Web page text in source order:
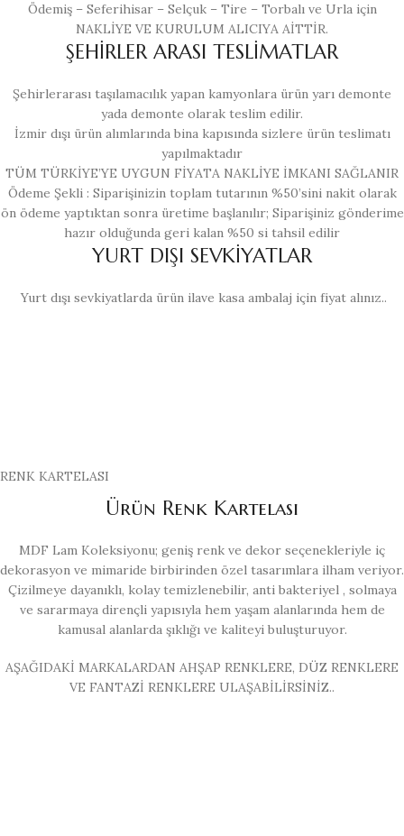
Ödemiş – Seferihisar – Selçuk – Tire – Torbalı ve Urla için
NAKLİYE VE KURULUM ALICIYA AİTTİR.
ŞEHİRLER ARASI TESLİMATLAR
Şehirlerarası taşılamacılık yapan kamyonlara ürün yarı demonte
yada demonte olarak teslim edilir.
İzmir dışı ürün alımlarında bina kapısında sizlere ürün teslimatı
yapılmaktadır
TÜM TÜRKİYE’YE UYGUN FİYATA NAKLİYE İMKANI SAĞLANIR
Ödeme Şekli : Siparişinizin toplam tutarının %50’sini nakit olarak
ön ödeme yaptıktan sonra üretime başlanılır; Siparişiniz gönderime
hazır olduğunda geri kalan %50 si tahsil edilir
YURT DIŞI SEVKİYATLAR
Yurt dışı sevkiyatlarda ürün ilave kasa ambalaj için fiyat alınız..
RENK KARTELASI
Ürün Renk Kartelası
MDF Lam Koleksiyonu; geniş renk ve dekor seçenekleriyle iç
dekorasyon ve mimaride birbirinden özel tasarımlara ilham veriyor.
Çizilmeye dayanıklı, kolay temizlenebilir, anti bakteriyel , solmaya
ve sararmaya dirençli yapısıyla hem yaşam alanlarında hem de
kamusal alanlarda şıklığı ve kaliteyi buluşturuyor.
AŞAĞIDAKİ MARKALARDAN AHŞAP RENKLERE, DÜZ RENKLERE
VE FANTAZİ RENKLERE ULAŞABİLİRSİNİZ..